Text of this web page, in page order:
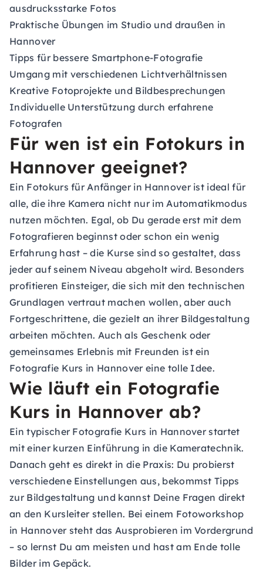
ausdrucksstarke Fotos
Praktische Übungen im Studio und draußen in
Hannover
Tipps für bessere Smartphone-Fotografie
Umgang mit verschiedenen Lichtverhältnissen
Kreative Fotoprojekte und Bildbesprechungen
Individuelle Unterstützung durch erfahrene
Fotografen
Für wen ist ein Fotokurs in
Hannover geeignet?
Ein Fotokurs für Anfänger in Hannover ist ideal für
alle, die ihre Kamera nicht nur im Automatikmodus
nutzen möchten. Egal, ob Du gerade erst mit dem
Fotografieren beginnst oder schon ein wenig
Erfahrung hast – die Kurse sind so gestaltet, dass
jeder auf seinem Niveau abgeholt wird. Besonders
profitieren Einsteiger, die sich mit den technischen
Grundlagen vertraut machen wollen, aber auch
Fortgeschrittene, die gezielt an ihrer Bildgestaltung
arbeiten möchten. Auch als Geschenk oder
gemeinsames Erlebnis mit Freunden ist ein
Fotografie Kurs in Hannover eine tolle Idee.
Wie läuft ein Fotografie
Kurs in Hannover ab?
Ein typischer Fotografie Kurs in Hannover startet
mit einer kurzen Einführung in die Kameratechnik.
Danach geht es direkt in die Praxis: Du probierst
verschiedene Einstellungen aus, bekommst Tipps
zur Bildgestaltung und kannst Deine Fragen direkt
an den Kursleiter stellen. Bei einem Fotoworkshop
in Hannover steht das Ausprobieren im Vordergrund
– so lernst Du am meisten und hast am Ende tolle
Bilder im Gepäck.